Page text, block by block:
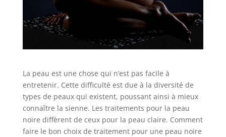
La peau est une chose qui n’est pas facile à
entretenir. Cette difficulté est due à la diversité de
types de peaux qui existent, poussant ainsi à mieux
connaître la sienne. Les traitements pour la peau
noire diffèrent de ceux pour la peau claire. Comment
faire le bon choix de traitement pour une peau noire